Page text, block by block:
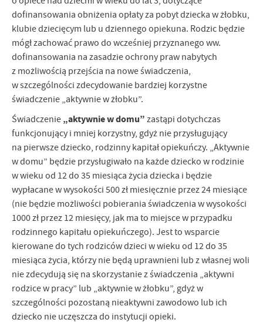
dofinansowania obniżenia opłaty za pobyt dziecka w żłobku,
klubie dziecięcym lub u dziennego opiekuna. Rodzic będzie
mógł zachować prawo do wcześniej przyznanego ww.
dofinansowania na zasadzie ochrony praw nabytych
z możliwością przejścia na nowe świadczenia,
w szczególności zdecydowanie bardziej korzystne
świadczenie „aktywnie w żłobku”.
Świadczenie „aktywnie w domu” zastąpi dotychczas
funkcjonujący i mniej korzystny, gdyż nie przysługujący
na pierwsze dziecko, rodzinny kapitał opiekuńczy. „Aktywnie
w domu” będzie przysługiwało na każde dziecko w rodzinie
w wieku od 12 do 35 miesiąca życia dziecka i będzie
wypłacane w wysokości 500 zł miesięcznie przez 24 miesiące
(nie będzie możliwości pobierania świadczenia w wysokości
1000 zł przez 12 miesięcy, jak ma to miejsce w przypadku
rodzinnego kapitału opiekuńczego). Jest to wsparcie
kierowane do tych rodziców dzieci w wieku od 12 do 35
miesiąca życia, którzy nie będą uprawnieni lub z własnej woli
nie zdecydują się na skorzystanie z świadczenia „aktywni
rodzice w pracy” lub „aktywnie w żłobku”, gdyż w
szczególności pozostaną nieaktywni zawodowo lub ich
dziecko nie uczęszcza do instytucji opieki.